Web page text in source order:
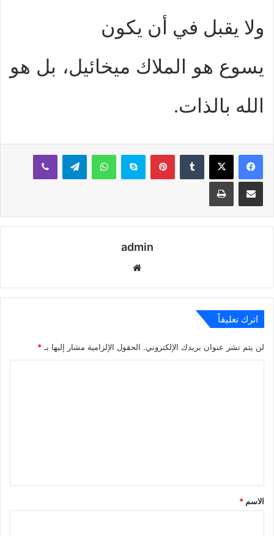
ولا يقبل في أن يكون
يسوع هو الملاك ميخائيل، بل هو
الله بالذات.
بينتيريستسكايب واتساب تيلقرام ڤايبر
مشاركة عبر البريد طباعة
admin
اترك تعليقاً
لن يتم نشر عنوان بريدك الإلكتروني. الحقول الإلزامية مشار إليها بـ *
*
الاسم *